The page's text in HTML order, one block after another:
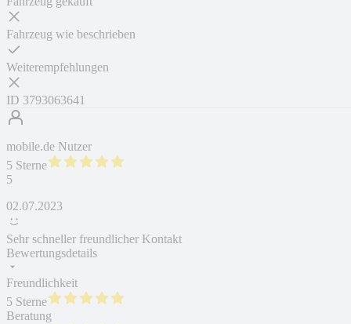
Fahrzeug wie beschrieben
Weiterempfehlungen
ID 3793063641
mobile.de Nutzer
5 Sterne
5
02.07.2023
Sehr schneller freundlicher Kontakt
Bewertungsdetails
Freundlichkeit
5 Sterne
Beratung